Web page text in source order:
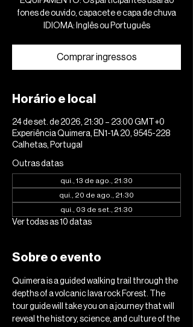
fones de ouvido, capacete e capa de chuva
IDIOMA: Inglês ou Português
Comprar ingressos
Horário e local
24 de set. de 2026, 21:30 – 23:00 GMT+0
Experiência Quimera, EN1-1A 20, 9545-228
Calhetas, Portugal
Outras datas
qui., 13 de ago., 21:30
qui., 20 de ago., 21:30
qui., 03 de set., 21:30
Ver todas as 10 datas
Sobre o evento
Quimera is a guided walking trail through the
depths of a volcanic lava rock Forest. The
tour guide will take you on a journey that will
reveal the history, science, and culture of the